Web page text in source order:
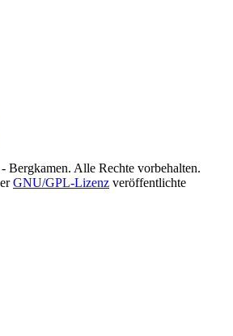
Alle Rechte vorbehalten.
GNU/GPL-Lizenz veröffentlichte